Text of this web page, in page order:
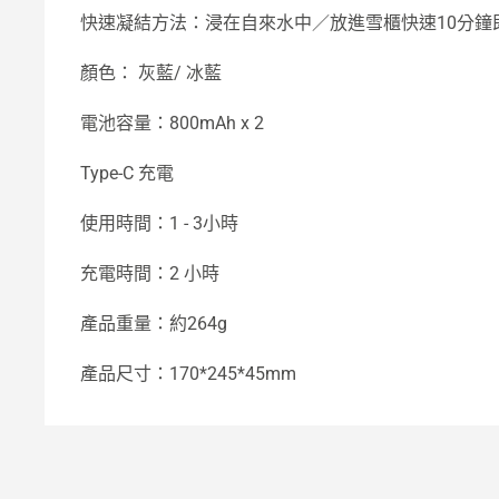
快速凝結方法：浸在自來水中／放進雪櫃快速10分鐘
顏色： 灰藍/ 冰藍
電池容量：800mAh x 2
Type-C 充電
使用時間：1 - 3小時
充電時間：2 小時
產品重量：約264g
產品尺寸：170*245*45mm